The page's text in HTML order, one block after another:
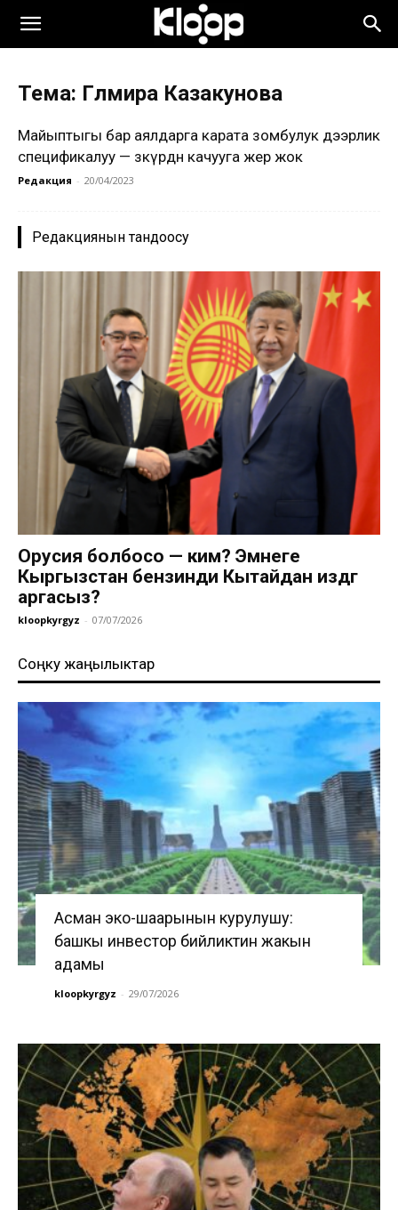
Тема: Гүлмира Казакунова
Майыптыгы бар аялдарга карата зомбулук дээрлик
спецификалуу — зөөкүрдөн качууга жер жок
Редакция - 20/04/2023
Редакциянын тандоосу
Орусия болбосо — ким? Эмнеге
Кыргызстан бензинди Кытайдан издөөгө
аргасыз?
kloopkyrgyz - 07/07/2026
Соңку жаңылыктар
Асман эко-шаарынын курулушу:
башкы инвестор бийликтин жакын
адамы
kloopkyrgyz - 29/07/2026